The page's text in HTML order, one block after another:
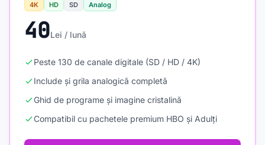
4K HD SD Analog
40Lei / lună
Peste 130 de canale digitale (SD / HD / 4K)
Include și grila analogică completă
Ghid de programe și imagine cristalină
Compatibil cu pachetele premium HBO și Adulți